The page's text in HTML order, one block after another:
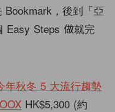
，後到「亞
Easy Steps 做就完
HK$5,300 (約